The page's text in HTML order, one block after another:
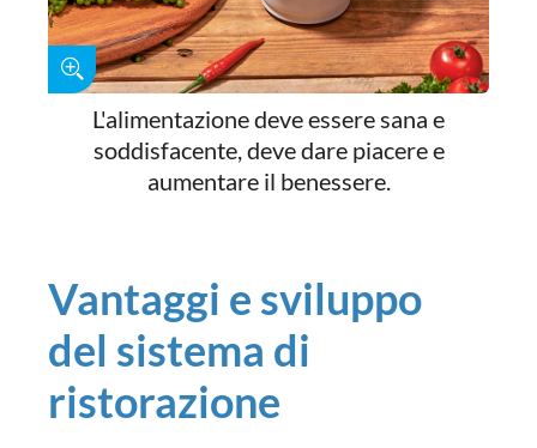
L'alimentazione deve essere sana e
soddisfacente, deve dare piacere e
aumentare il benessere.
Vantaggi e sviluppo
del sistema di
ristorazione